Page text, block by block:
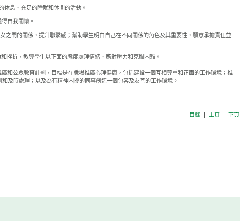
休息、充足的睡眠和休閒的活動。
自我關懷。
之間的關係，提升聯繫感；幫助學生明白自己在不同關係的角色及其重要性，願意承擔責任並
挫折，教導學生以正面的態度處理情緒、應對壓力和克服困難。
和公眾教育計劃，目標是在職場推廣心理健康，包括建設一個互相尊重和正面的工作環境；推
及時處理；以及為有精神困擾的同事創造一個包容及友善的工作環境。
目錄 上頁 下頁